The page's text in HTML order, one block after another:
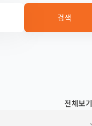
검색
전체보기